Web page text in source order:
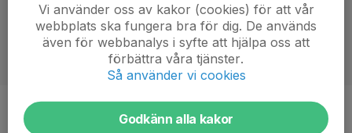
Position
-
Vi använder oss av kakor (cookies) för att vår
webbplats ska fungera bra för dig. De används
även för webbanalys i syfte att hjälpa oss att
förbättra våra tjänster.
Så använder vi cookies
Godkänn alla kakor